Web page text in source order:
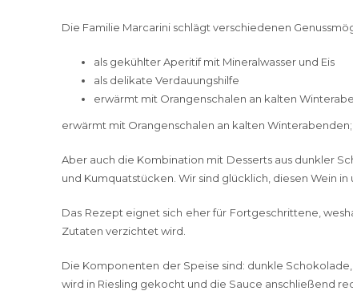
Die Familie Marcarini schlägt verschiedenen
als gekühlter Aperitif mit Mineralwasser und Eis
als delikate Verdauungshilfe
erwärmt mit Orangenschalen an kalten
erwärmt mit Orangenschalen an kalten
Aber auch die Kombination mit Desserts aus dunkler
und Kumquatstücken. Wir sind glücklich, diesen Wein
Das Rezept eignet sich eher für Fortgeschrittene,
Zutaten verzichtet wird.
Die Komponenten der Speise sind: dunkle
wird in Riesling gekocht und die Sauce anschließend